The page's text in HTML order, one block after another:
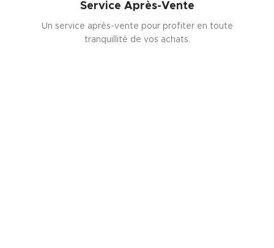
Service Après-Vente
Un service après-vente pour profiter en toute
tranquillité de vos achats.